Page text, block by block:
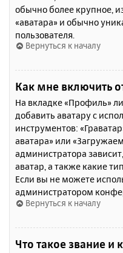
обычно более крупное,
«аватара» и обычно
пользователя.
Вернуться к началу
Как мне включить
На вкладке «Профиль»
добавить аватару с
инструментов:
аватара» или
администратора
аватар, а также какие
Если вы не можете
администратором
Вернуться к началу
Что такое звание и